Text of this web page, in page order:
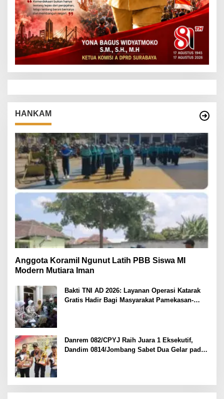
HANKAM
Anggota Koramil Ngunut Latih PBB Siswa MI
Modern Mutiara Iman
Bakti TNI AD 2026: Layanan Operasi Katarak
Gratis Hadir Bagi Masyarakat Pamekasan-
Danrem 082/CPYJ Raih Juara 1 Eksekutif,
Dandim 0814/Jombang Sabet Dua Gelar pada